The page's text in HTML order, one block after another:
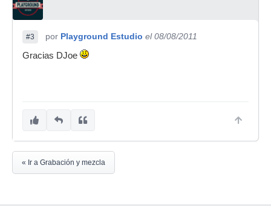
#3 por Playground Estudio el 08/08/2011
Gracias DJoe
« Ir a Grabación y mezcla